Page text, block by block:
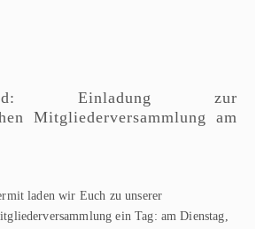
Einladung zur
Mitgliederversammlung am
laden wir Euch zu unserer
ein Tag: am Dienstag,